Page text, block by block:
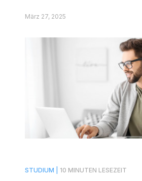
März 27, 2025
STUDIUM | 10 MINUTEN LESEZEIT